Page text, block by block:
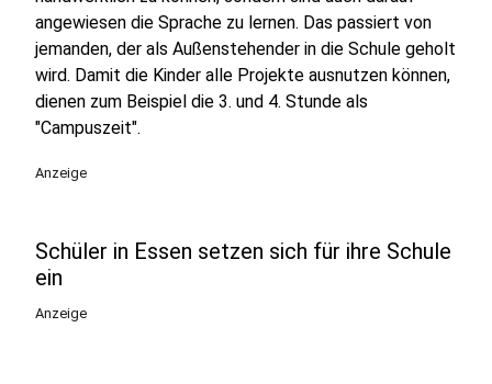
angewiesen die Sprache zu lernen. Das passiert von
jemanden, der als Außenstehender in die Schule geholt
wird. Damit die Kinder alle Projekte ausnutzen können,
dienen zum Beispiel die 3. und 4. Stunde als
"Campuszeit".
Anzeige
Schüler in Essen setzen sich für ihre Schule
ein
Anzeige